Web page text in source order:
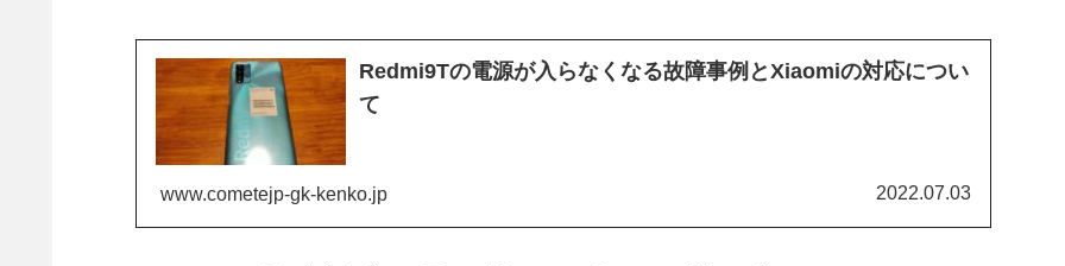
Redmi9Tの電源が入らなくなる故障事例とXiaomiの対応につい
て
www.cometejp-gk-kenko.jp 2022.07.03